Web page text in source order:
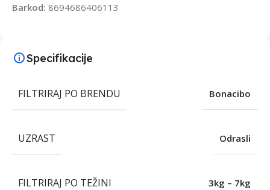
Barkod: 8694686406113
Specifikacije
FILTRIRAJ PO BRENDU Bonacibo
UZRAST Odrasli
FILTRIRAJ PO TEŽINI 3kg – 7kg